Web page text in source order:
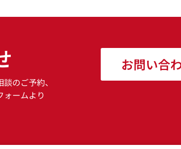
のご予約、
ォームより
お問い合